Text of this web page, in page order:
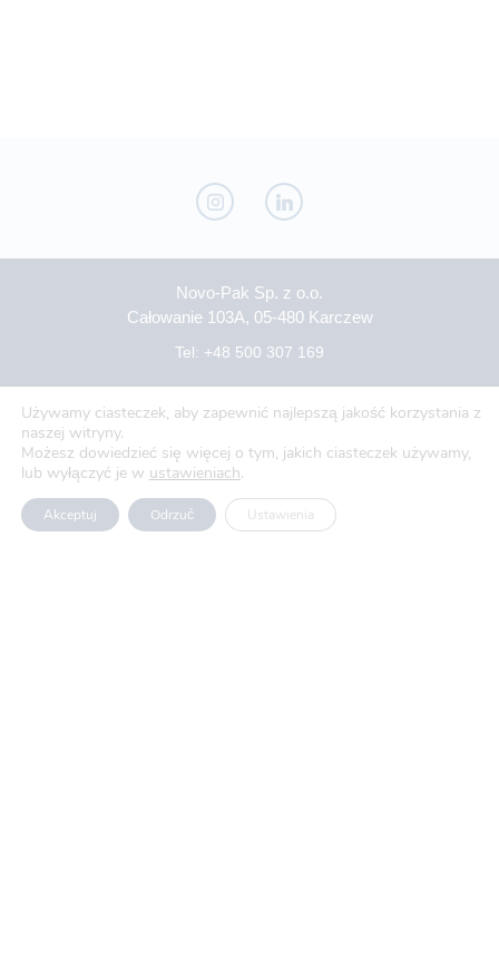
Novo-Pak Sp. z o.o.
Całowanie 103A, 05-480 Karczew
Tel: +48 500 307 169
Copyright ©2026 Novo-Pak Sp. z.o.o.
Wszelkie prawa zastrzeżone
Używamy ciasteczek, aby zapewnić najlepszą jakość korzystania z
naszej witryny.
Możesz dowiedzieć się więcej o tym, jakich ciasteczek używamy,
lub wyłączyć je w ustawieniach.
Akceptuj Odrzuć Ustawienia